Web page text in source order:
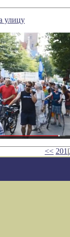
улицу
<< 201 |